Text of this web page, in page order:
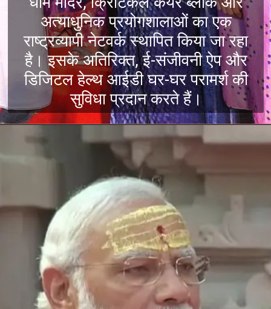
अत्याधुनिक प्रयोगशालाओं का एक
राष्ट्रव्यापी नेटवर्क स्थापित किया जा रहा
है। इसके अतिरिक्त, ई-संजीवनी ऐप और
डिजिटल हेल्थ आईडी घर-घर परामर्श की
सुविधा प्रदान करते हैं।